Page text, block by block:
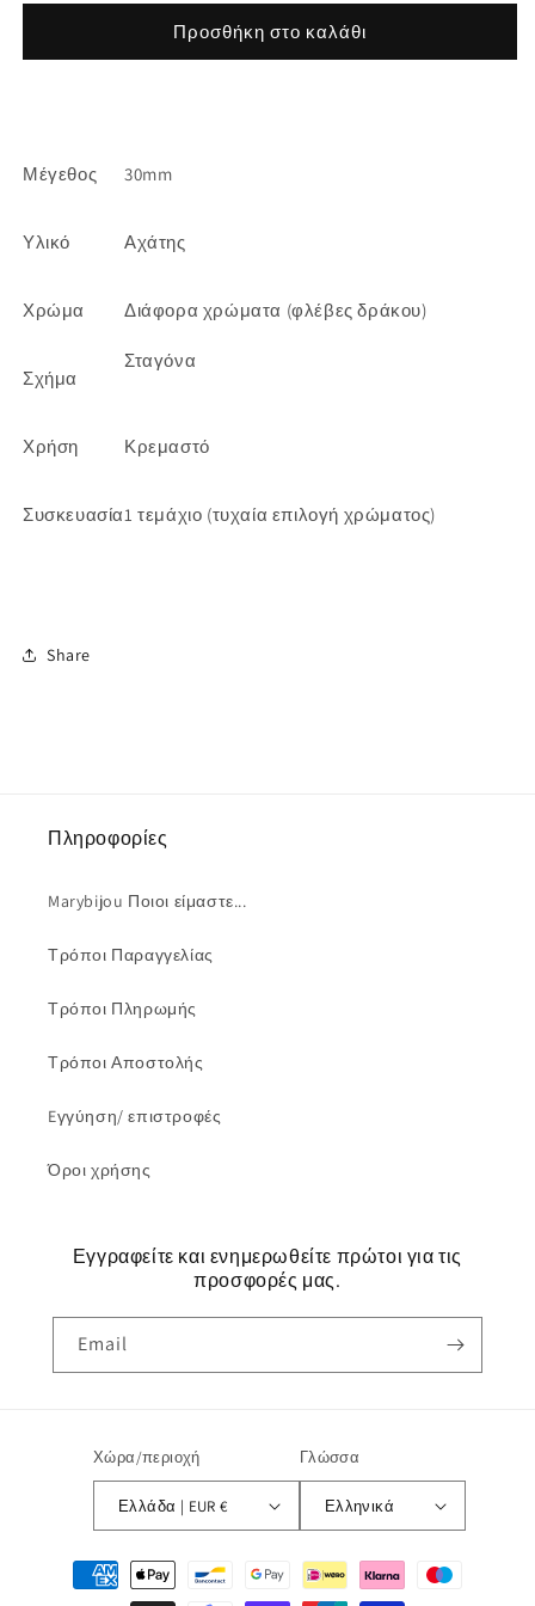
για
μενταγιόν
για
Σταγόνα
μενταγιόν
Προσθήκη στο καλάθι
Μέγεθος 30mm
Υλικό Αχάτης
Χρώμα Διάφορα χρώματα (φλέβες δράκου)
Σχήμα
Σταγόνα
Χρήση Κρεμαστό
Συσκευασία1 τεμάχιο (τυχαία επιλογή χρώματος)
Share
Πληροφορίες
Marybijou Ποιοι είμαστε...
Τρόποι Παραγγελίας
Τρόποι Πληρωμής
Τρόποι Αποστολής
Eγγύηση/ επιστροφές
Όροι χρήσης
Εγγραφείτε και ενημερωθείτε πρώτοι για τις
προσφορές μας.
Email
Χώρα/περιοχή
Ελλάδα | EUR €
Γλώσσα
Ελληνικά
Μέθοδοι
πληρωμής